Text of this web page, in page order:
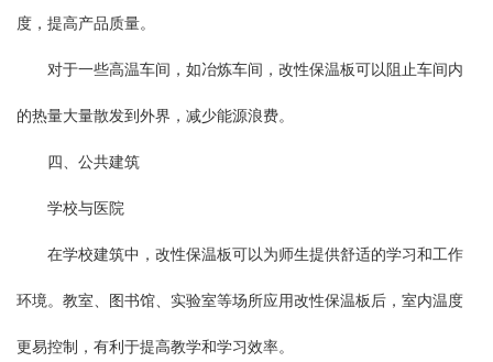
度，提高产品质量。
对于一些高温车间，如冶炼车间，改性保温板可以阻止车间内
的热量大量散发到外界，减少能源浪费。
四、公共建筑
学校与医院
在学校建筑中，改性保温板可以为师生提供舒适的学习和工作
环境。教室、图书馆、实验室等场所应用改性保温板后，室内温度
更易控制，有利于提高教学和学习效率。